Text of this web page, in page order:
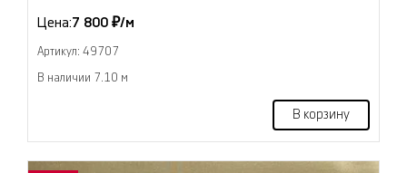
Цена:7 800 ₽/м
Артикул: 49707
В наличии 7.10 м
В корзину